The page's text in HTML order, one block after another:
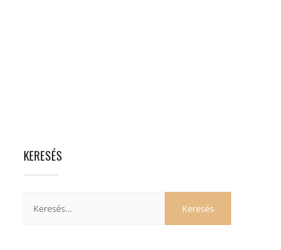
KERESÉS